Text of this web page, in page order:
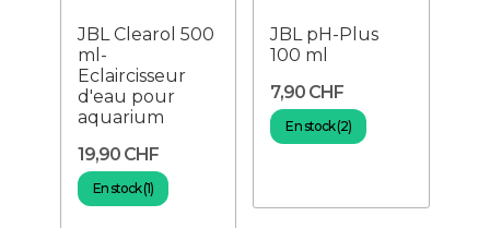
JBL Clearol 500
ml-
Eclaircisseur
d'eau pour
aquarium
19,90 CHF
En stock (1)
JBL pH-Plus
100 ml
7,90 CHF
En stock (2)